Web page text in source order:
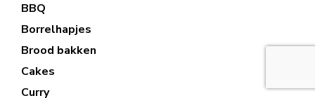
BBQ
Borrelhapjes
Brood bakken
Cakes
Curry